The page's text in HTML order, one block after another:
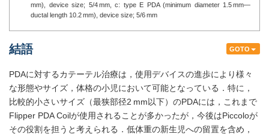
mm), device size; 5/4 mm, c: type E PDA (minimum diameter 1.5 mm—
ductal length 10.2 mm), device size; 5/6 mm
GOTO
結語
PDAに対するカテーテル治療は，使用デバイスの進歩により様々
な形態やサイズ，体格の小児において可能となっている．特に，
比較的小さいサイズ（最狭部径2 mm以下）のPDAには，これまで
Flipper PDA Coilが使用されることが多かったが，今後はPiccoloが
その役割を担うと考えられる．低体重の新生児への留置を含め，